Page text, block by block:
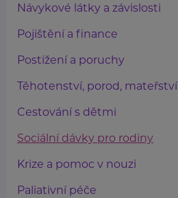
Návykové látky a závislosti
Pojištění a finance
Postižení a poruchy
Těhotenství, porod, mateřství
Cestování s dětmi
Sociální dávky pro rodiny
Krize a pomoc v nouzi
Paliativní péče